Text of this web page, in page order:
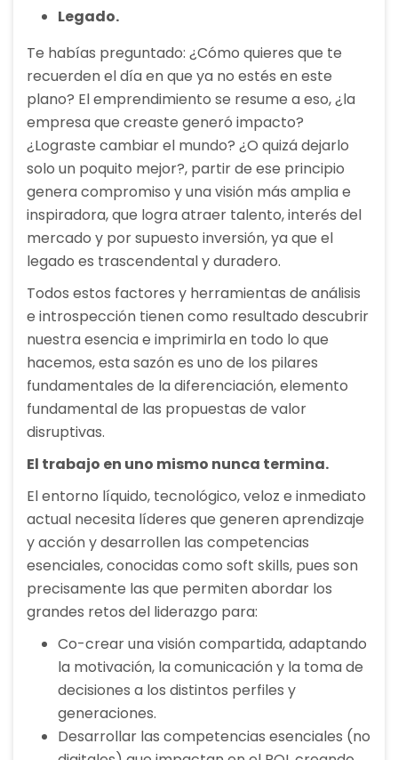
Legado.
Te habías preguntado: ¿Cómo quieres que te
recuerden el día en que ya no estés en este
plano? El emprendimiento se resume a eso, ¿la
empresa que creaste generó impacto?
¿Lograste cambiar el mundo? ¿O quizá dejarlo
solo un poquito mejor?, partir de ese principio
genera compromiso y una visión más amplia e
inspiradora, que logra atraer talento, interés del
mercado y por supuesto inversión, ya que el
legado es trascendental y duradero.
Todos estos factores y herramientas de análisis
e introspección tienen como resultado descubrir
nuestra esencia e imprimirla en todo lo que
hacemos, esta sazón es uno de los pilares
fundamentales de la diferenciación, elemento
fundamental de las propuestas de valor
disruptivas.
El trabajo en uno mismo nunca termina.
El entorno líquido, tecnológico, veloz e inmediato
actual necesita líderes que generen aprendizaje
y acción y desarrollen las competencias
esenciales, conocidas como soft skills, pues son
precisamente las que permiten abordar los
grandes retos del liderazgo para:
Co-crear una visión compartida, adaptando
la motivación, la comunicación y la toma de
decisiones a los distintos perfiles y
generaciones.
Desarrollar las competencias esenciales (no